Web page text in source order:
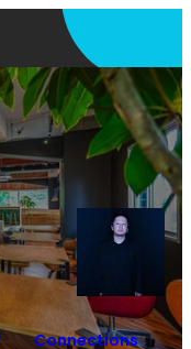
Connections